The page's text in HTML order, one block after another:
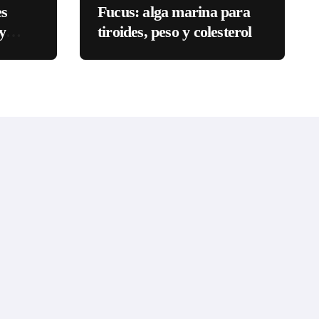
Fucus: alga marina para
tiroides, peso y colesterol